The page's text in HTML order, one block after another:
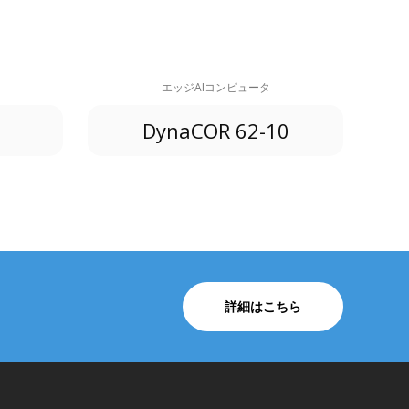
エッジAIコンピュータ
DynaCOR 62-10
詳細はこちら